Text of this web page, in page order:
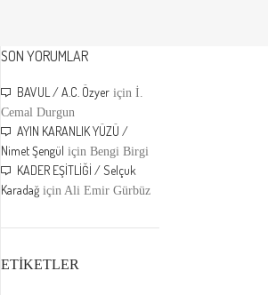
SON YORUMLAR
BAVUL / A.C. Özyer içinİ.
Cemal Durgun
AYIN KARANLIK YÜZÜ /
Nimet Şengül içinBengi Birgi
KADER EŞİTLİĞİ / Selçuk
Karadağ için Ali Emir Gürbüz
ETİKETLER